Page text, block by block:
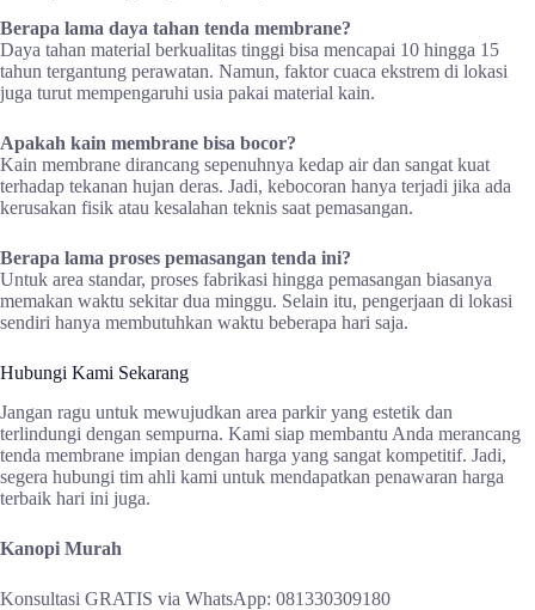
Berapa lama daya tahan tenda membrane?
Daya tahan material berkualitas tinggi bisa mencapai 10 hingga 15
tahun tergantung perawatan. Namun, faktor cuaca ekstrem di lokasi
juga turut mempengaruhi usia pakai material kain.
Apakah kain membrane bisa bocor?
Kain membrane dirancang sepenuhnya kedap air dan sangat kuat
terhadap tekanan hujan deras. Jadi, kebocoran hanya terjadi jika ada
kerusakan fisik atau kesalahan teknis saat pemasangan.
Berapa lama proses pemasangan tenda ini?
Untuk area standar, proses fabrikasi hingga pemasangan biasanya
memakan waktu sekitar dua minggu. Selain itu, pengerjaan di lokasi
sendiri hanya membutuhkan waktu beberapa hari saja.
Hubungi Kami Sekarang
Jangan ragu untuk mewujudkan area parkir yang estetik dan
terlindungi dengan sempurna. Kami siap membantu Anda merancang
tenda membrane impian dengan harga yang sangat kompetitif. Jadi,
segera hubungi tim ahli kami untuk mendapatkan penawaran harga
terbaik hari ini juga.
Kanopi Murah
Konsultasi GRATIS via WhatsApp: 081330309180